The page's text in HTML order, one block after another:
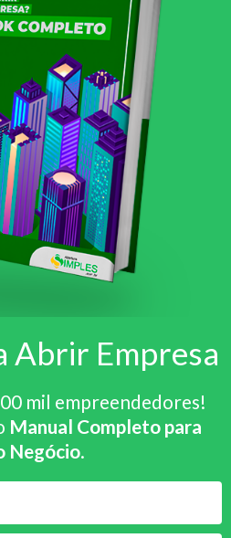
Abrir Empresa
mil empreendedores!
Manual Completo para
Negócio.